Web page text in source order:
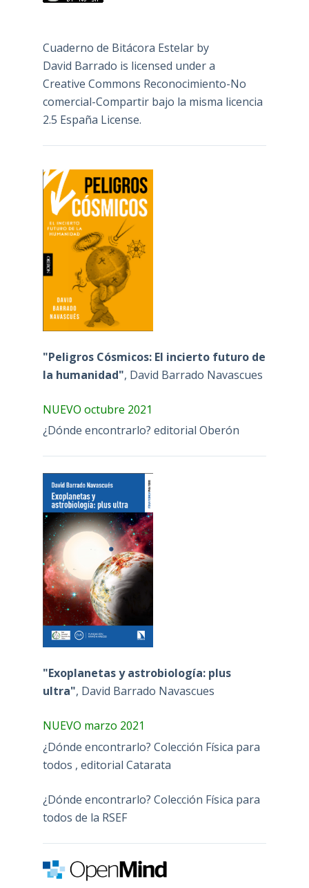
Cuaderno de Bitácora Estelarby
David Barrado is licensed under a
Creative Commons Reconocimiento-No
comercial-Compartir bajo la misma licencia
2.5 España License.
"Peligros Cósmicos: El incierto futuro de
la humanidad", David Barrado Navascues
NUEVO octubre 2021
¿Dónde encontrarlo? editorial Oberón
"Exoplanetas y astrobiología: plus
ultra", David Barrado Navascues
NUEVO marzo 2021
¿Dónde encontrarlo? Colección Física para
todos , editorial Catarata
¿Dónde encontrarlo? Colección Física para
todos de la RSEF